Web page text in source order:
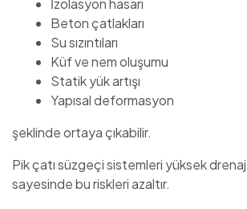
İzolasyon hasarı
Beton çatlakları
Su sızıntıları
Küf ve nem oluşumu
Statik yük artışı
Yapısal deformasyon
şeklinde ortaya çıkabilir.
Pik çatı süzgeçi sistemleri yüksek
sayesinde bu riskleri azaltır.